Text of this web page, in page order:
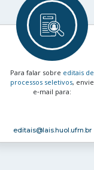
Para falar sobre editais de
processos seletivos, envie
e‑mail para:
editais@lais.huol.ufrn.br